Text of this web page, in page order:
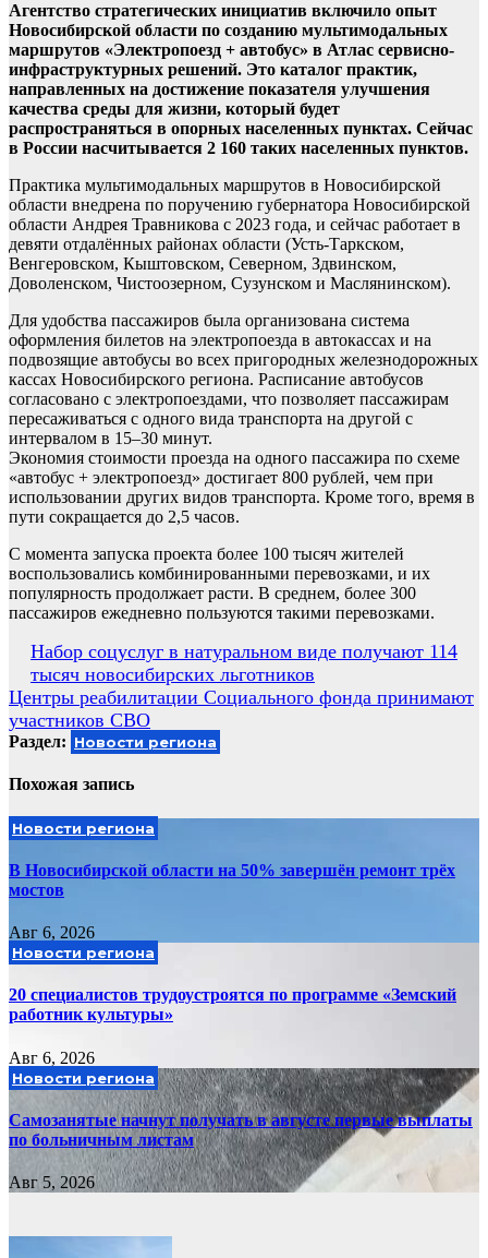
Агентство стратегических инициатив включило опыт
Новосибирской области по созданию мультимодальных
маршрутов «Электропоезд + автобус» в Атлас сервисно-
инфраструктурных решений. Это каталог практик,
направленных на достижение показателя улучшения
качества среды для жизни, который будет
распространяться в опорных населенных пунктах. Сейчас
в России насчитывается 2 160 таких населенных пунктов.
Практика мультимодальных маршрутов в Новосибирской
области внедрена по поручению губернатора Новосибирской
области Андрея Травникова с 2023 года, и сейчас работает в
девяти отдалённых районах области (Усть-Таркском,
Венгеровском, Кыштовском, Северном, Здвинском,
Доволенском, Чистоозерном, Сузунском и Маслянинском).
Для удобства пассажиров была организована система
оформления билетов на электропоезда в автокассах и на
подвозящие автобусы во всех пригородных железнодорожных
кассах Новосибирского региона. Расписание автобусов
согласовано с электропоездами, что позволяет пассажирам
пересаживаться с одного вида транспорта на другой с
интервалом в 15–30 минут.
Экономия стоимости проезда на одного пассажира по схеме
«автобус + электропоезд» достигает 800 рублей, чем при
использовании других видов транспорта. Кроме того, время в
пути сокращается до 2,5 часов.
С момента запуска проекта более 100 тысяч жителей
воспользовались комбинированными перевозками, и их
популярность продолжает расти. В среднем, более 300
пассажиров ежедневно пользуются такими перевозками.
Навигация
по
записям
Набор соцуслуг в натуральном виде получают 114
тысяч новосибирских льготников
Центры реабилитации Социального фонда принимают
участников СВО
Раздел: Новости региона
Похожая запись
Новости региона
В Новосибирской области на 50% завершён ремонт трёх
мостов
Авг 6, 2026
Новости региона
20 специалистов трудоустроятся по программе «Земский
работник культуры»
Авг 6, 2026
Новости региона
Самозанятые начнут получать в августе первые выплаты
по больничным листам
Авг 5, 2026